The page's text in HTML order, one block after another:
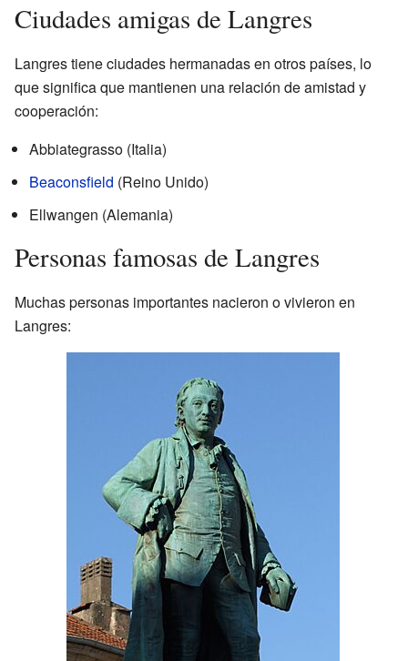
Ciudades amigas de Langres
Langres tiene ciudades hermanadas en otros países, lo
que significa que mantienen una relación de amistad y
cooperación:
Abbiategrasso (Italia)
Beaconsfield (Reino Unido)
Ellwangen (Alemania)
Personas famosas de Langres
Muchas personas importantes nacieron o vivieron en
Langres: